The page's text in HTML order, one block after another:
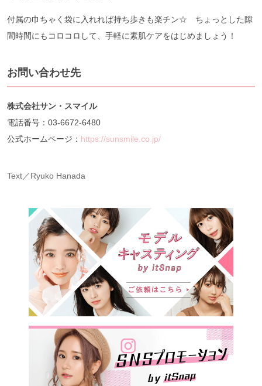
付属の巾ちゃく袋に入れれば持ち歩きも楽チン☆ ちょっとした隙
間時間にもコロコロして、手軽に素肌ケアをはじめましょう！
お問い合わせ先
株式会社サン・スマイル
電話番号：03-6672-6480
公式ホームページ： https://sunsmile.co.jp/
Text／Ryuko Hanada